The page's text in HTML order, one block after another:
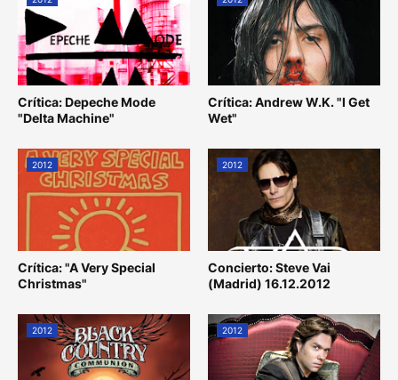
Crítica: Depeche Mode
"Delta Machine"
Crítica: Andrew W.K. "I Get
Wet"
2012
Crítica: "A Very Special
Christmas"
2012
Concierto: Steve Vai
(Madrid) 16.12.2012
2012 2012